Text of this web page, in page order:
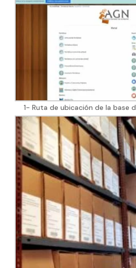
1- Ruta de ubicación de la base